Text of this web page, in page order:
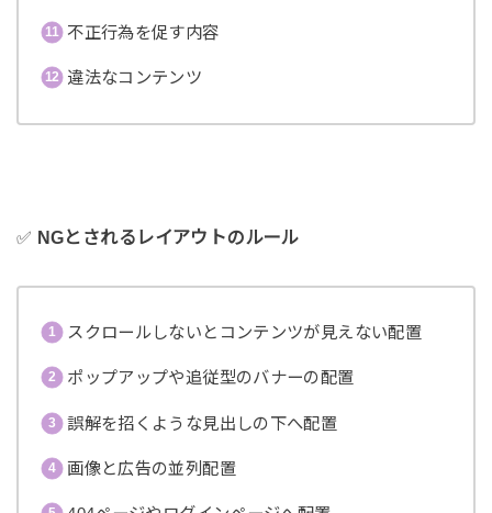
不正行為を促す内容
違法なコンテンツ
✅ NGとされるレイアウトのルール
スクロールしないとコンテンツが見えない配置
ポップアップや追従型のバナーの配置
誤解を招くような見出しの下へ配置
画像と広告の並列配置